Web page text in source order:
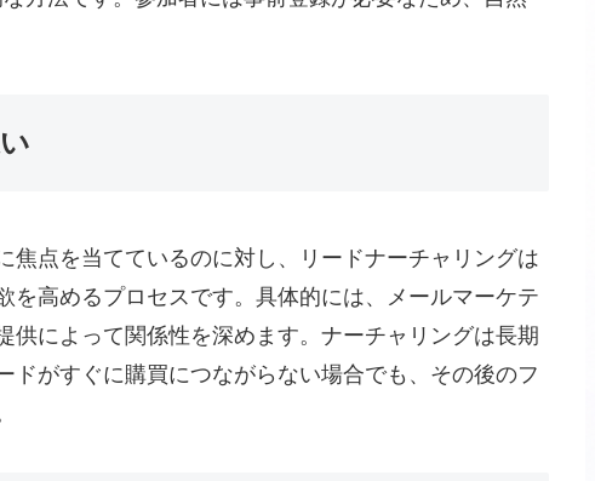
焦点を当てているのに対し、リードナーチャリングは
を高めるプロセスです。具体的には、メールマーケテ
供によって関係性を深めます。ナーチャリングは長期
ドがすぐに購買につながらない場合でも、その後のフ